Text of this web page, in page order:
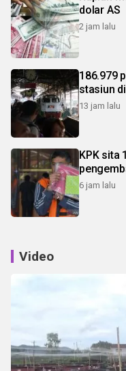
dolar AS
2 jam lalu
186.979
stasiun
13 jam lalu
KPK sita
6 jam lalu
Video